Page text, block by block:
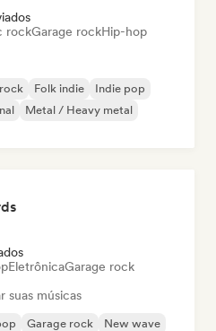
rockGarage rockHip-hop
Folk indie
Indie pop
Metal / Heavy metal
EletrônicaGarage rock
suas músicas
Garage rock
New wave